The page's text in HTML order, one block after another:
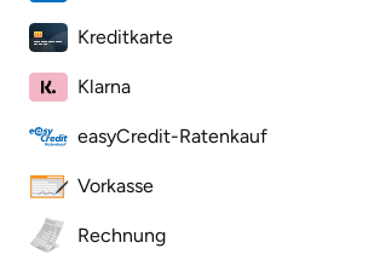
Kreditkarte
Klarna
easyCredit-Ratenkauf
Vorkasse
Rechnung
Landkreis Rostock
Landshut
Langenselbold
Leipzig